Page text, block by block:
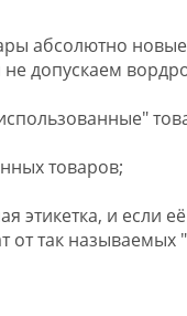
абсолютно
допускаем
товаров;
этикетка, и если
от так называемых